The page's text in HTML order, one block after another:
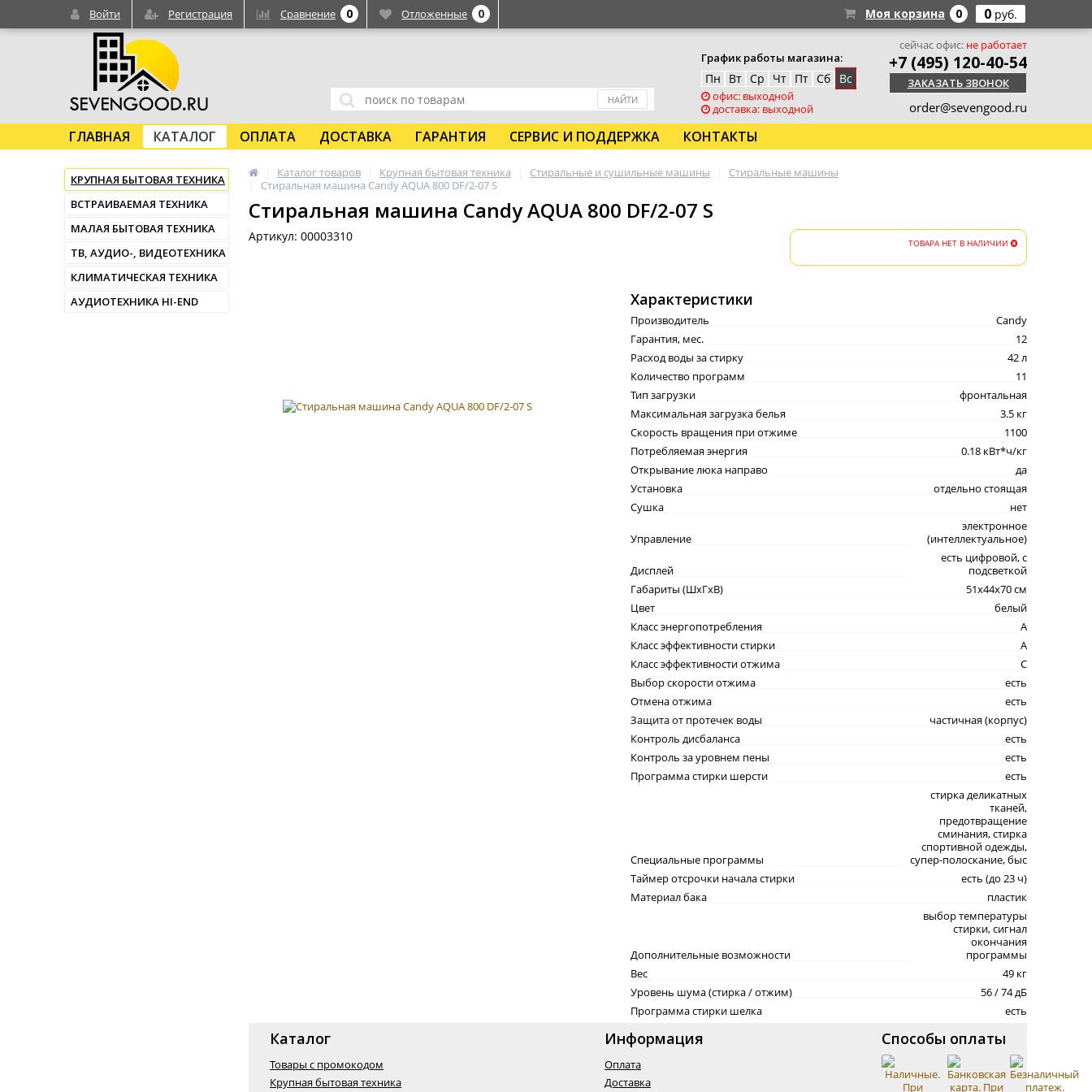
График работы магазина:
Пн Вт Ср Чт Пт Сб Вс
офис: выходной
доставка: выходной
сейчас офис: не работает
+7 (495) 120-40-54
ЗАКАЗАТЬ ЗВОНОК
order@sevengood.ru
ГЛАВНАЯ КАТАЛОГ ОПЛАТА ДОСТАВКА ГАРАНТИЯ СЕРВИС И ПОДДЕРЖКА КОНТАКТЫ
КРУПНАЯ БЫТОВАЯ ТЕХНИКА
ВСТРАИВАЕМАЯ ТЕХНИКА
МАЛАЯ БЫТОВАЯ ТЕХНИКА
ТВ, АУДИО-, ВИДЕОТЕХНИКА
КЛИМАТИЧЕСКАЯ ТЕХНИКА
АУДИОТЕХНИКА HI-END
Каталог товаров Крупная бытовая техника Стиральные и сушильные машины
Стиральные машины
Стиральная машина Candy AQUA 800 DF/2-07 S
Стиральная машина Candy AQUA 800 DF/2-07 S
Артикул: 00003310 ТОВАРА НЕТ В НАЛИЧИИ
Характеристики
Производитель
Candy
Гарантия, мес.
12
Расход воды за стирку
42 л
Количество программ
11
Тип загрузки
фронтальная
Максимальная загрузка белья
3.5 кг
Скорость вращения при отжиме
1100
Потребляемая энергия
0.18 кВт*ч/кг
Открывание люка направо
да
Установка
отдельно стоящая
Сушка
нет
Управление
электронное
(интеллектуальное)
Дисплей
есть цифровой, с
подсветкой
Габариты (ШxГxВ)
51x44x70 см
Цвет
белый
Класс энергопотребления
A
Класс эффективности стирки
A
Класс эффективности отжима
C
Выбор скорости отжима
есть
Отмена отжима
есть
Защита от протечек воды
частичная (корпус)
Контроль дисбаланса
есть
Контроль за уровнем пены
есть
Программа стирки шерсти
есть
Специальные программы
стирка деликатных
тканей,
предотвращение
сминания, стирка
спортивной одежды,
супер-полоскание, быс
Таймер отсрочки начала стирки
есть (до 23 ч)
Материал бака
пластик
Дополнительные возможности
выбор температуры
стирки, сигнал
окончания
программы
Вес
49 кг
Уровень шума (стирка / отжим)
56 / 74 дБ
Программа стирки шелка
есть
Каталог
Товары с промокодом
Крупная бытовая техника
Информация
Оплата
Доставка
Способы оплаты
Войти Регистрация Сравнение 0 Отложенные 0 Моя корзина 0 0 руб.